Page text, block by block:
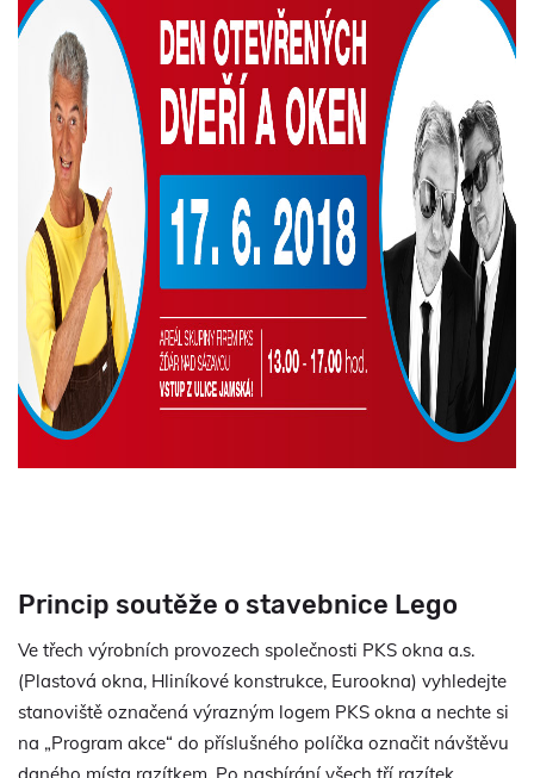
Princip soutěže o stavebnice Lego
Ve třech výrobních provozech společnosti PKS okna a.s.
(Plastová okna, Hliníkové konstrukce, Eurookna) vyhledejte
stanoviště označená výrazným logem PKS okna a nechte si
na „Program akce“ do příslušného políčka označit návštěvu